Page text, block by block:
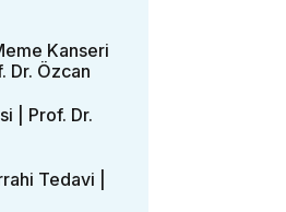
Kanseri
Dr. Özcan
| Prof. Dr.
Tedavi |